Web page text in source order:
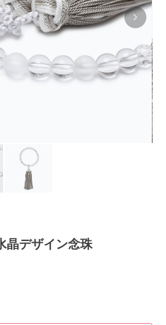
晶デザイン念珠